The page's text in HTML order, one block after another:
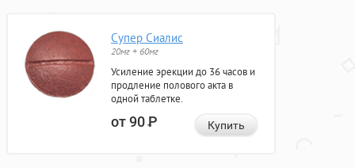
Супер Сиалис
20мг + 60мг
Усиление эрекции до 36 часов и
продление полового акта в
одной таблетке.
от 90Р Купить